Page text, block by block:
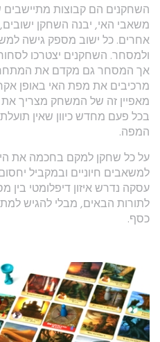
השחקנים הם קבוצות מתיישבים
משאבי האי, יבנה השחקן
אחרים. כל ישוב מספק גישה
ולמסחר. השחקנים יצטרכו
אך המסחר גם מקדם את
מרכיבים את מפת האי באופן
מאפיין זה של המשחק מצריך
בכל פעם מחדש כיוון שאין
המפה.
על כל שחקן למקם בחכמה את
למשאבים חיוניים ובמקביל
עסקה נדרש איזון דיפלומטי
לתורות הבאים, מבלי להגיש
כסף.